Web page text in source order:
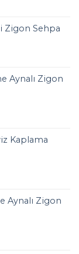
Zigon Sehpa
Aynalı Zigon
Kaplama
Aynalı Zigon